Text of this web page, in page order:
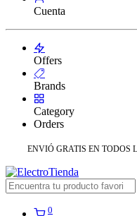
Cuenta
Offers
Brands
Category
Orders
ENVIÓ GRATIS EN TODOS
0